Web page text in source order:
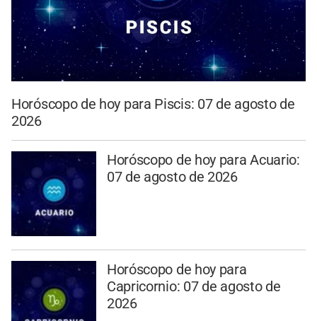
Horóscopo de hoy para Piscis: 07 de agosto de
2026
Horóscopo de hoy para Acuario:
07 de agosto de 2026
Horóscopo de hoy para
Capricornio: 07 de agosto de
2026